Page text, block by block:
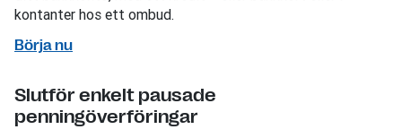
kontanter hos ett ombud.
Börja nu
Slutför enkelt pausade
penningöverföringar